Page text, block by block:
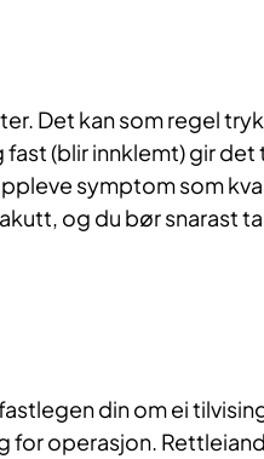
Det kan som regel
(blir innklemt) gir
symptom som
og du bør snarast
din om ei
for operasjon.